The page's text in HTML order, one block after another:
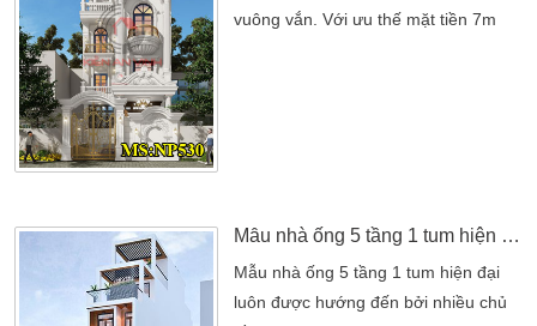
vuông vắn. Với ưu thế mặt tiền 7m
ngôi nhà hoàn thiện nhất. […]
Mẫu nhà ống 5 tầng 1 tum hiện đại
Mẫu nhà ống 5 tầng 1 tum hiện đại
luôn được hướng đến bởi nhiều chủ